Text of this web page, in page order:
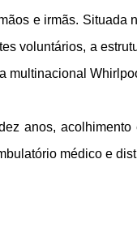
e irmãs. Situada
voluntários, a
multinacional
anos,
médico e